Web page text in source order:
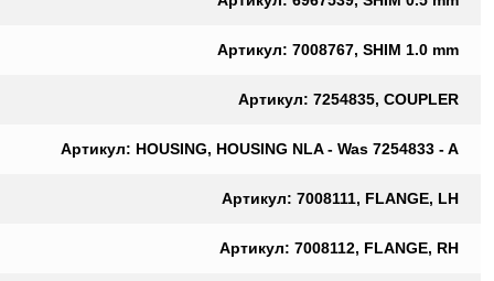
Артикул: 7008767, SHIM 1.0 mm
Артикул: 7254835, COUPLER
Артикул: HOUSING, HOUSING NLA - Was 7254833 - A
Артикул: 7008111, FLANGE, LH
Артикул: 7008112, FLANGE, RH